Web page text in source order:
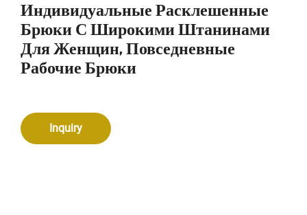
Индивидуальные Расклешенные
Брюки С Широкими Штанинами
Для Женщин, Повседневные
Рабочие Брюки
Inquiry